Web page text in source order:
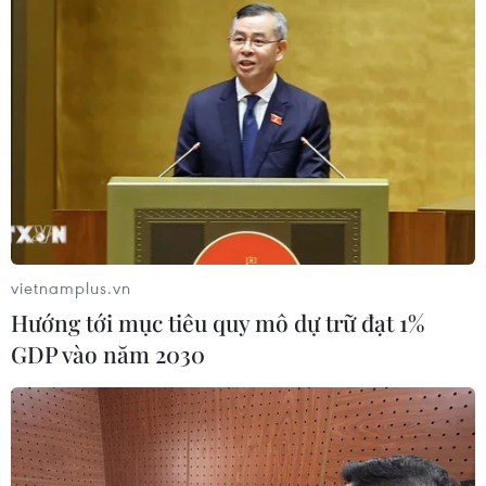
Foxconn đạt doanh thu cao kỷ lục
nhờ nhu cầu mạnh đối với AI
Hãng Walt Disney ký thỏa thuận
chưa từng có tiền lệ với TikTok
05/08/2026 13:31
Cảng hàng không Quảng Trị tăng
tốc, hướng tới mục tiêu khai thác
cuối năm 2026
05/08/2026 10:59
vietnamplus.vn
Hướng tới mục tiêu quy mô dự trữ đạt 1%
GDP vào năm 2030